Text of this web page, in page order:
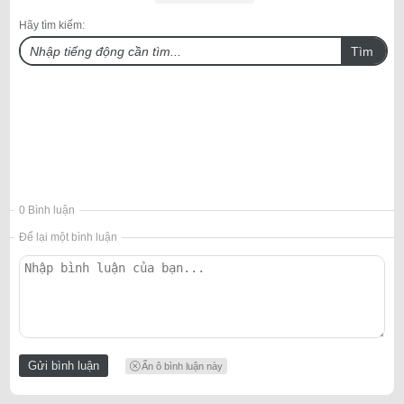
Hãy tìm kiếm:
Tìm
0 Bình luận
Để lại một bình luận
Ẩn ô bình luận này